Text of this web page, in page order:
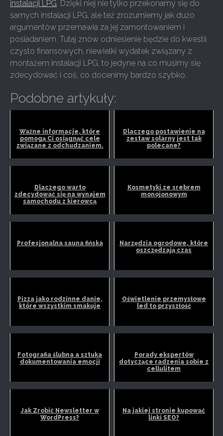
instalacji LPG . Dzięki niej nie tylko przekonamy się do
samych instalacji LPG, ale też zrozumiemy jak dużo
argumentów przemawia za jej zamontowaniem i
posiadaniem. Tutaj znów odniesienie będzie do kwestii
czysto finansowych, niewielki wydatek związany z
montażem instalacji LPG, to jedyne na co musimy się
zdecydować i coś, co docenimy bardzo szybko.
Podobne artykuły:
Ważne informacje, które
pomogą Ci osiągnąć cele
związane z odchudzaniem.
Dlaczego postawienie na
zestaw solarny jest tak
polecane?
Dlaczego warto
zdecydować się na wynajem
samochodu z kierowcą
Kosmetyki ze srebrem
monojonowym
Profesjonalna sauna fińska
Narzędzia ogrodowe, które
oszczędzają czas
Pizza jako rodzinne danie,
które wszystkim smakuje
Oświetlenie przemysłowe
led to przyszłość
Fotografia ślubna a sztuka
dokumentowania emocji
Porady ekspertów
dotyczące radzenia sobie z
cellulitem
Jak Zrobić Newsletter w
WordPress?
Na jakiej stronie kupować
linki SEO?